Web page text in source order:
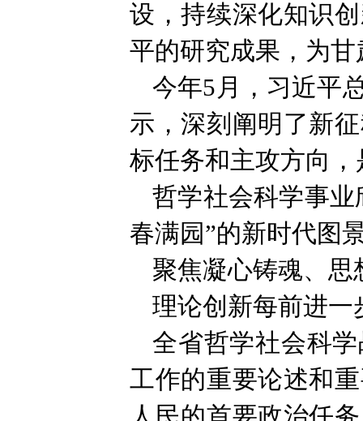
设，持续深化知识
平的研究成果，为
今年5月，习近平
示，深刻阐明了新
标任务和主攻方向
哲学社会科学事
春满园”的新时代图
聚焦凝心铸魂、
理论创新每前进一
全省哲学社会科
工作的重要论述和